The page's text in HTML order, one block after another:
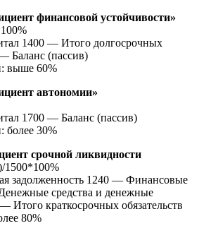
финансовой устойчивости»
1400 — Итого долгосрочных
Баланс (пассив)
выше 60%
автономии»
1700 — Баланс (пассив)
более 30%
срочной ликвидности
1500*100%
задолженность 1240 — Финансовые
средства и денежные
Итого краткосрочных обязательств
80%